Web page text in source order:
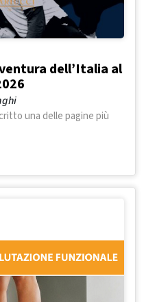
dell’Italia al
una delle pagine più